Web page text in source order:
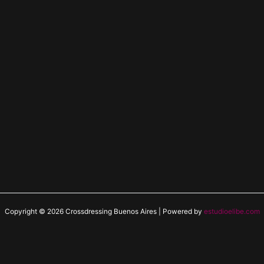
Copyright © 2026 Crossdressing Buenos Aires | Powered by estudioelibe.com